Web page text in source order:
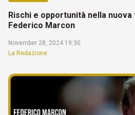
Rischi e opportunità nella
Federico Marcon
November 28, 2024 19:30
La Redazione